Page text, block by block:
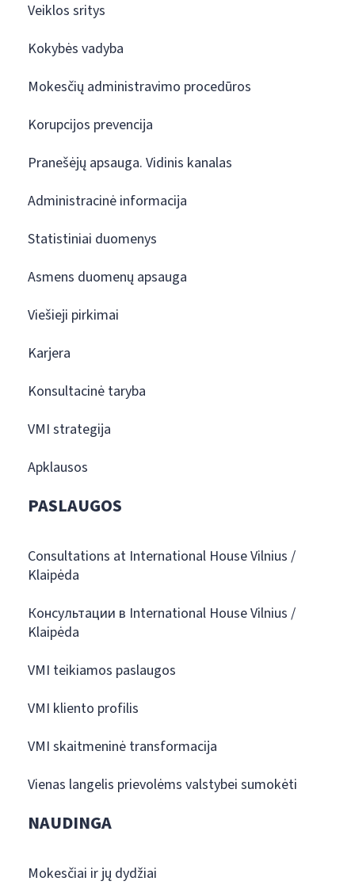
Veiklos sritys
Kokybės vadyba
Mokesčių administravimo procedūros
Korupcijos prevencija
Pranešėjų apsauga. Vidinis kanalas
Administracinė informacija
Statistiniai duomenys
Asmens duomenų apsauga
Viešieji pirkimai
Karjera
Konsultacinė taryba
VMI strategija
Apklausos
PASLAUGOS
Consultations at International House Vilnius /
Klaipėda
Консультации в International House Vilnius /
Klaipėda
VMI teikiamos paslaugos
VMI kliento profilis
VMI skaitmeninė transformacija
Vienas langelis prievolėms valstybei sumokėti
NAUDINGA
Mokesčiai ir jų dydžiai